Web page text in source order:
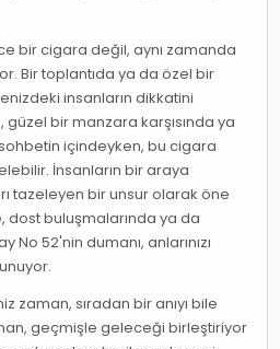
bir cigara değil, aynı zamanda
Bir toplantıda ya da özel bir
insanların dikkatini
bir manzara karşısında ya
içindeyken, bu cigara
İnsanların bir araya
tazeleyen bir unsur olarak öne
dost buluşmalarında ya da
52'nin dumanı, anlarınızı
zaman, sıradan bir anıyı bile
geçmişle geleceği birleştiriyor